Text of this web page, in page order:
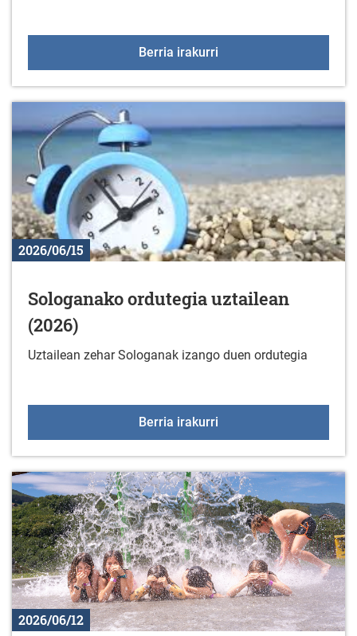
Berria irakurri
2026/06/15
Sologanako ordutegia uztailean
(2026)
Uztailean zehar Sologanak izango duen ordutegia
Berria irakurri
2026/06/12